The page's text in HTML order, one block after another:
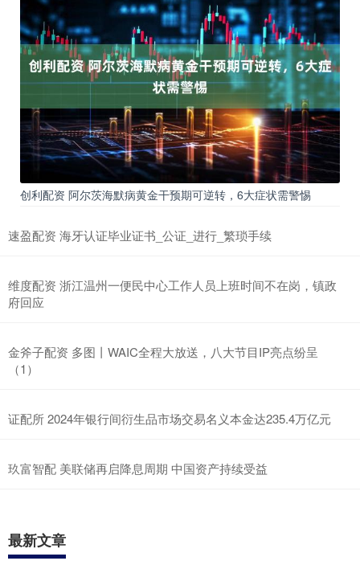
创利配资 阿尔茨海默病黄金干预期可逆转，6大症状需警惕
速盈配资 海牙认证毕业证书_公证_进行_繁琐手续
维度配资 浙江温州一便民中心工作人员上班时间不在岗，镇政
府回应
金斧子配资 多图丨WAIC全程大放送，八大节目IP亮点纷呈
（1）
证配所 2024年银行间衍生品市场交易名义本金达235.4万亿元
玖富智配 美联储再启降息周期 中国资产持续受益
最新文章